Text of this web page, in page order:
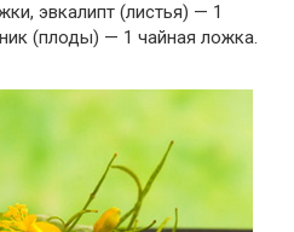
эвкалипт (листья) — 1
(плоды) — 1 чайная ложка.